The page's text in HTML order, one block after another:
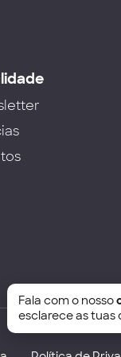
Fala com o nosso
esclarece as tuas